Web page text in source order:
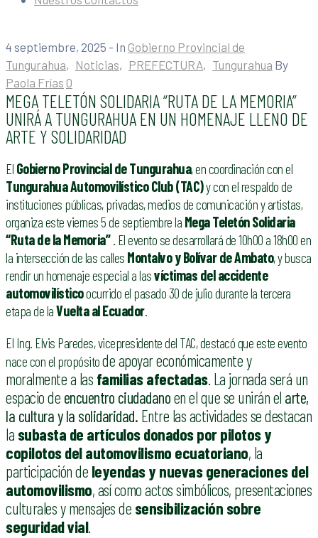
4 septiembre, 2025 - In Gobierno Provincial de
Tungurahua‚ Noticias‚ PREFECTURA‚ Tungurahua By
Paola Frías 0
MEGA TELETÓN SOLIDARIA “RUTA DE LA MEMORIA”
UNIRÁ A TUNGURAHUA EN UN HOMENAJE LLENO DE
ARTE Y SOLIDARIDAD
El Gobierno Provincial de Tungurahua, en coordinación con el
Tungurahua Automovilístico Club (TAC)y con el respaldo de
instituciones públicas, privadas, medios de comunicación y artistas,
organiza este viernes 5 de septiembre la Mega Teletón Solidaria
“Ruta de la Memoria”. El evento se desarrollará de 10h00 a 18h00 en
la intersección de las calles Montalvo y Bolívar de Ambato, y busca
rendir un homenaje especial a lasvíctimas del accidente
automovilísticoocurrido el pasado 30 de julio durante la tercera
etapa de laVuelta al Ecuador.
El Ing. Elvis Paredes, vicepresidente del TAC, destacó que este evento
nace con el propósitode apoyar económicamente y
moralmente a las familias afectadas. La jornada será un
espacio de encuentro ciudadanoen el que se unirán el arte,
la cultura y la solidaridad. Entre las actividades se destacan
la subasta de artículos donados por pilotos y
copilotos del automovilismo ecuatoriano, la
participación de leyendas y nuevas generaciones del
automovilismo, así como actos simbólicos, presentaciones
culturales y mensajes de sensibilización sobre
seguridad vial.